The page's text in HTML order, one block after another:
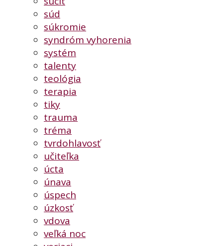
súd
súkromie
syndróm vyhorenia
systém
talenty
teológia
terapia
tiky
trauma
tréma
tvrdohlavosť
učiteľka
úcta
únava
úspech
úzkosť
vdova
veľká noc